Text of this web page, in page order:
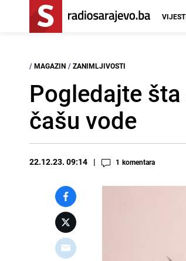
/ MAGAZIN / ZANIMLJIVOSTI
Pogledajte
čašu vode
22.12.23. 09:14 1 komentara